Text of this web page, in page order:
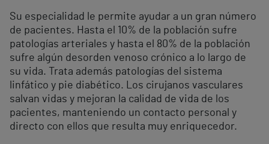
Su especialidad le permite ayudar a un gran número
de pacientes. Hasta el 10% de la población sufre
patologías arteriales y hasta el 80% de la población
sufre algún desorden venoso crónico a lo largo de
su vida. Trata además patologías del sistema
linfático y pie diabético. Los cirujanos vasculares
salvan vidas y mejoran la calidad de vida de los
pacientes, manteniendo un contacto personal y
directo con ellos que resulta muy enriquecedor.